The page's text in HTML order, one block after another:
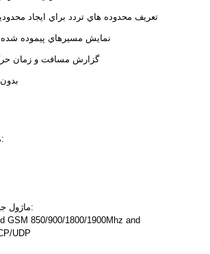
تعريف محدوده هاي تردد براي ايجاد
نمايش مسيرهاي پيموده
گزارش مسافت و زمان
» مشخصات عمومی:
ماژول جی پی اس:
GSM 850/900/1800/1900Mhz and
UDP